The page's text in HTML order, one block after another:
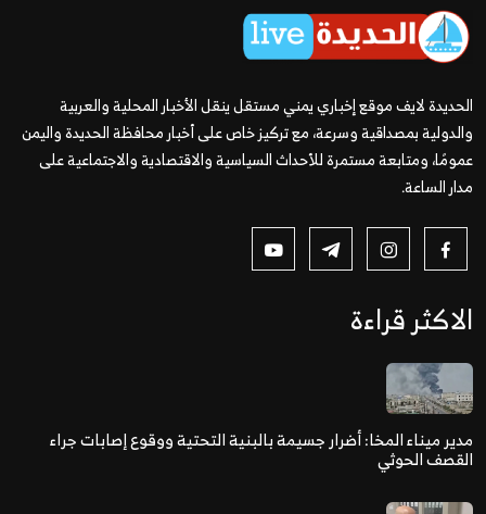
الحديدة لايف موقع إخباري يمني مستقل ينقل الأخبار المحلية والعربية
والدولية بمصداقية وسرعة، مع تركيز خاص على أخبار محافظة الحديدة واليمن
عمومًا، ومتابعة مستمرة للأحداث السياسية والاقتصادية والاجتماعية على
مدار الساعة.
الاكثر قراءة
مدير ميناء المخا: أضرار جسيمة بالبنية التحتية ووقوع إصابات جراء
القصف الحوثي